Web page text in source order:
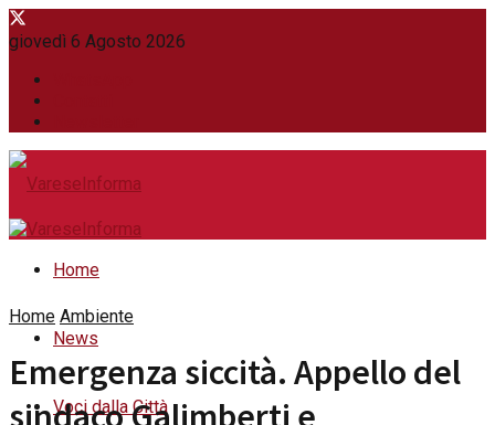
giovedì 6 Agosto 2026
Home
News
Voci dalla Città
Home Ambiente
Emergenza siccità. Appello del